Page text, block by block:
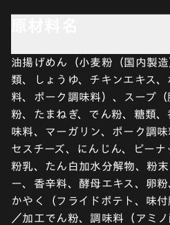
油揚げめん（小麦粉（国内製
類、しょうゆ、チキンエキス
料、ポーク調味料）、スープ
粉、たまねぎ、でん粉、糖類
味料、マーガリン、ポーク調
セスチーズ、にんじん、ピー
粉乳、たん白加水分解物、粉
ー、香辛料、酵母エキス、卵粉
かやく（フライドポテト、味付
／加工でん粉、調味料（アミ